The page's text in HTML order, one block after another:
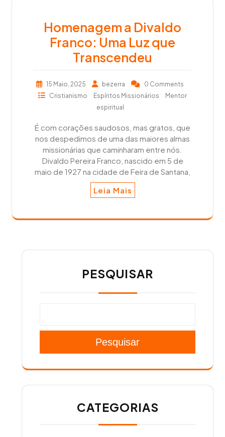
Homenagem a Divaldo
Franco: Uma Luz que
Transcendeu
15 Maio, 2025 bezerra
0 Comments
Cristianismo
Espíritos Missionários
Mentor
espiritual
É com corações saudosos, mas gratos, que
nos despedimos de uma das maiores almas
missionárias que caminharam entre nós.
Divaldo Pereira Franco, nascido em 5 de
maio de 1927 na cidade de Feira de Santana,
Leia Mais
PESQUISAR
Pesquisar
CATEGORIAS